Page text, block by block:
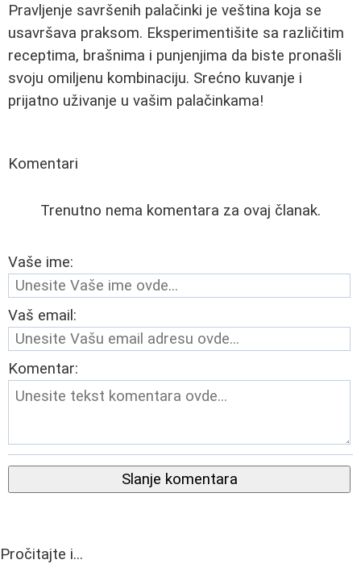
Pravljenje savršenih palačinki je veština koja se
usavršava praksom. Eksperimentišite sa različitim
receptima, brašnima i punjenjima da biste pronašli
svoju omiljenu kombinaciju. Srećno kuvanje i
prijatno uživanje u vašim palačinkama!
Komentari
Trenutno nema komentara za ovaj članak.
Vaše ime:
Vaš email:
Komentar:
Slanje komentara
Pročitajte i...